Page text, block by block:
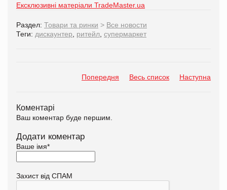
Ексклюзивні матеріали TradeMaster.ua
Раздел: Товари та ринки > Все новости
Теги: дискаунтер ритейл супермаркет
Попередня Весь список Наступна
Коментарі
Ваш коментар буде першим.
Додати коментар
Ваше імя*
Захист від СПАМ